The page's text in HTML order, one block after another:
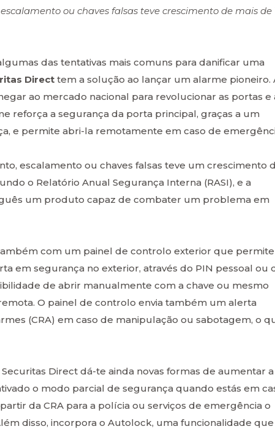
ou chaves falsas teve crescimento de mais de
das tentativas mais comuns para danificar uma
Direct tem a solução ao lançar um alarme pioneiro.
ao mercado nacional para revolucionar as portas e
reforça a segurança da porta principal, graças a um
e permite abri-la remotamente em caso de
escalamento ou chaves falsas teve um crescimento
o Relatório Anual Segurança Interna (RASI), e a
um produto capaz de combater um problema em
com um painel de controlo exterior que permite
em segurança no exterior, através do PIN pessoal ou
de abrir manualmente com a chave ou mesmo
O painel de controlo envia também um alerta
(CRA) em caso de manipulação ou sabotagem, o
Direct dá-te ainda novas formas de aumentar a
o modo parcial de segurança quando estás em
da CRA para a polícia ou serviços de emergência o
disso, incorpora o Autolock, uma funcionalidade que